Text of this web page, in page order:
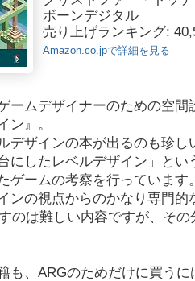
ボーンデジタル
売り上げランキング:
Amazon.co.jpで詳細を見る
ームデザイナーのための空
ン』。
デザインの本が出るのも珍
にしたレベルデザイン」とい
ゲームの考察を行っています
ンの視点からのかなり専門
のは難しい内容ですが、そ
も、ARGのためだけに買う